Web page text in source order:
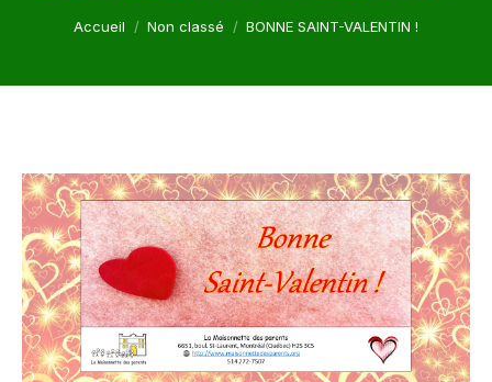
Vous êtes ici :
Accueil Non classé BONNE SAINT-VALENTIN !